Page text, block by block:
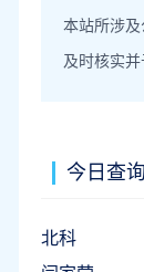
本站所涉
及时核实并
今日查询
北科